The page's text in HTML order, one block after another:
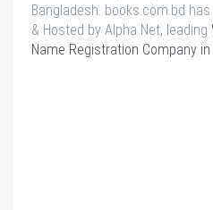
Bangladesh. books.com.bd
& Hosted by Alpha Net, leading
Name Registration Company